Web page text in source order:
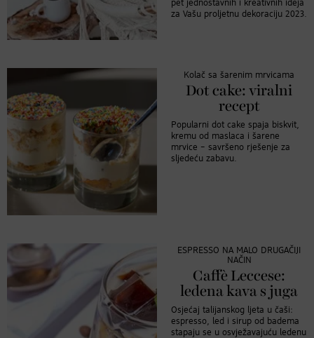
pet jednostavnih i kreativnih ideja
za Vašu proljetnu dekoraciju 2023.
Kolač sa šarenim mrvicama
Dot cake: viralni
recept
Popularni dot cake spaja biskvit,
kremu od maslaca i šarene
mrvice – savršeno rješenje za
sljedeću zabavu.
ESPRESSO NA MALO DRUGAČIJI
NAČIN
Caffè Leccese:
ledena kava s juga
Osjećaj talijanskog ljeta u čaši:
espresso, led i sirup od badema
stapaju se u osvježavajuću ledenu